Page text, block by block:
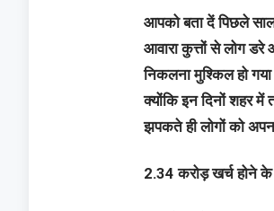
आपको बता दें पिछले
आवारा कुत्तों से लोग
निकलना मुश्किल हो
क्योंकि इन दिनों शहर में
झपकते ही लोगों को
2.34 करोड़ खर्च होने के